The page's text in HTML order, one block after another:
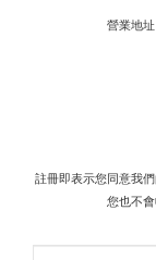
營業地
註冊即表示您同意我
您也不